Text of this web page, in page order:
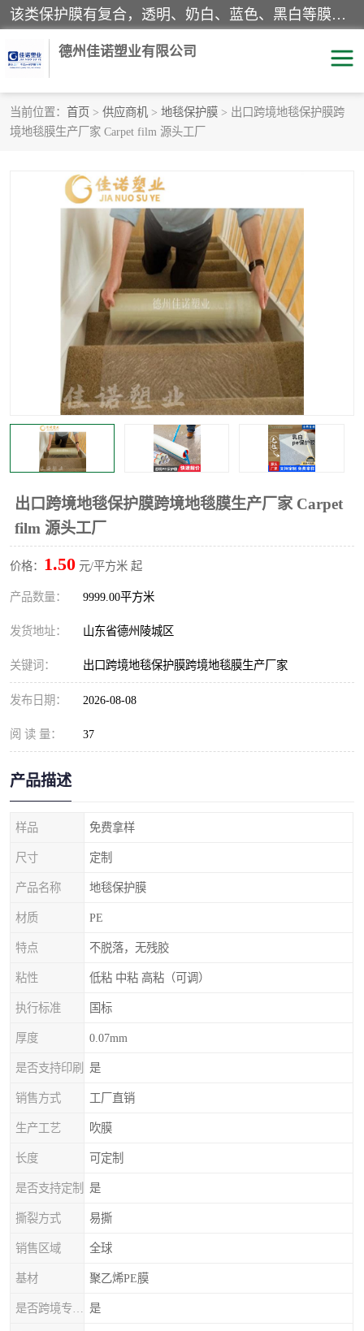
该类保护膜有复合，透明、奶白、蓝色、黑白等膜型。特高粘，高粘，中高粘，中粘，中低粘，低粘等。对于不同的粘力要求有相应的产品相适配。无胶渍残留污染。在较宽的收卷幅度下平整无皱纹，收卷长度大，利于机械化及自动化施工粘贴。为您的产品提供的表面保护解决方案。 产品广泛适用于：铝材、不锈钢、金属、塑料、电子、家电、家具、玻璃、化工材料、装饰材料等。
德州佳诺塑业有限公司
当前位置： 首页 > 供应商机 > 地毯保护膜 > 出口跨境地毯保护膜跨
境地毯膜生产厂家 Carpet film 源头工厂
出口跨境地毯保护膜跨境地毯膜生产厂家 Carpet
film 源头工厂
价格： 1.50 元/平方米 起
产品数量： 9999.00平方米
发货地址： 山东省德州陵城区
关键词： 出口跨境地毯保护膜跨境地毯膜生产厂家
发布日期： 2026-08-08
阅 读 量： 37
产品描述
样品 免费拿样
尺寸 定制
产品名称 地毯保护膜
材质 PE
特点 不脱落，无残胶
粘性 低粘 中粘 高粘（可调）
执行标准 国标
厚度 0.07mm
是否支持印刷 是
销售方式 工厂直销
生产工艺 吹膜
长度 可定制
是否支持定制 是
撕裂方式 易撕
销售区域 全球
基材 聚乙烯PE膜
是
pe保护膜
地毯保护膜
透明保护膜
乳白保护膜
明蓝保护膜 纯黑保护膜
印字保护膜 彩钢板保护膜
不绣钢板保护膜 两边上胶保护膜
窗缝阻风胶带 铝板保护膜
不锈钢板保护膜 一次性隔离膜